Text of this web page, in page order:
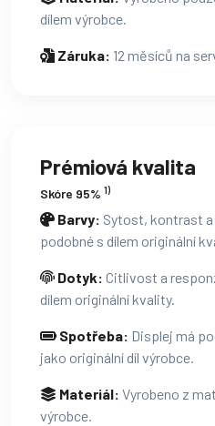
dílem výrobce.
Záruka: 12 měsíců na
Prémiová kvalita
Skóre 95% 1)
Barvy: Sytost, kontrast a
podobné s dílem originální
Dotyk: Citlivost a
dílem originální kvality.
Spotřeba: Displej má
jako originální díl výrobce.
Materiál: Vyrobeno z
výrobce.